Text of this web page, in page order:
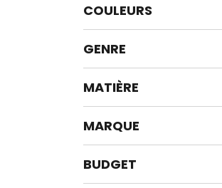
COULEURS
GENRE
MATIÈRE
MARQUE
BUDGET